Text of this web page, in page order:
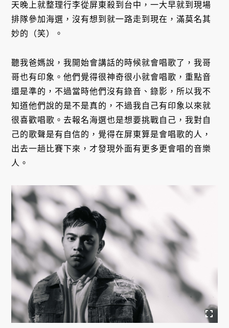
天晚上就整理行李從屏東殺到台中，一大早就到現場
排隊參加海選，沒有想到就一路走到現在，滿莫名其
妙的（笑）。
聽我爸媽說，我開始會講話的時候就會唱歌了，我哥
哥也有印象。他們覺得很神奇很小就會唱歌，重點音
還是準的，不過當時他們沒有錄音、錄影，所以我不
知道他們說的是不是真的，不過我自己有印象以來就
很喜歡唱歌。去報名海選也是想要挑戰自己，我對自
己的歌聲是有自信的，覺得在屏東算是會唱歌的人，
出去一趟比賽下來，才發現外面有更多更會唱的音樂
人。